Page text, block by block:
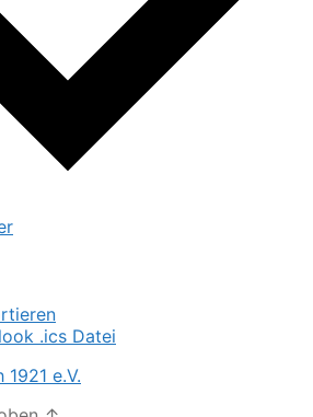
.ics Datei
1921 e.V.